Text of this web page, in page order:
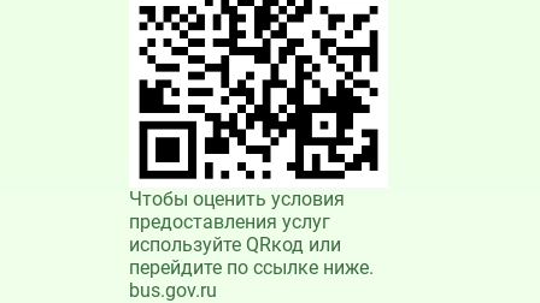
Чтобы оценить условия
предоставления услуг
используйте QRкод или
перейдите по ссылке ниже.
bus.gov.ru